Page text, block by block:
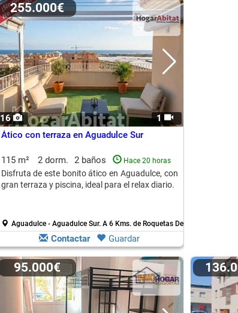
16 1
255.000€
Ático con terraza en Aguadulce Sur
115 m² 2 dorm. 2 baños Hace 20 horas
Disfruta de este bonito ático en Aguadulce, con
gran terraza y piscina, ideal para el relax diario.
Aguadulce - Aguadulce Sur. A 6 Kms. de Roquetas De Mar
Contactar Guardar
95.000€